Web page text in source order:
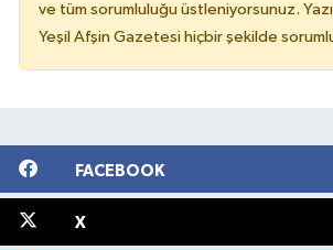
ve tüm sorumluluğu üstleniyorsunuz.
Yeşil Afşin Gazetesi hiçbir şekilde
FACEBOOK
X